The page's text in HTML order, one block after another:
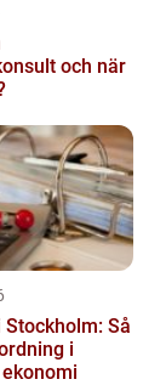
och när
Så
i